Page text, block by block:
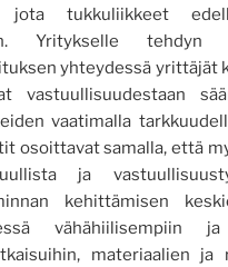
jota tukkuliikkeet
Yritykselle tehdyn
yhteydessä yrittäjät
vastuullisuudestaan
vaatimalla
osoittavat samalla, että
ja
kehittämisen
vähähiilisempiin
materiaalien ja